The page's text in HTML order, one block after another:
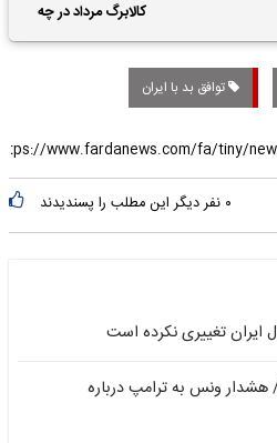
کالابرگ مرداد در چه
تاریخی واریز خواهد شد؟
توافق بد با ایران
۰ نفر دیگر این مطلب را پسندیدند
ایران تغییری نکرده است
ونس به ترامپ درباره